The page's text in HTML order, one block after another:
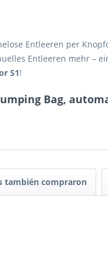
Entleeren per
Entleeren mehr –
S1!
Bag,
también compraron